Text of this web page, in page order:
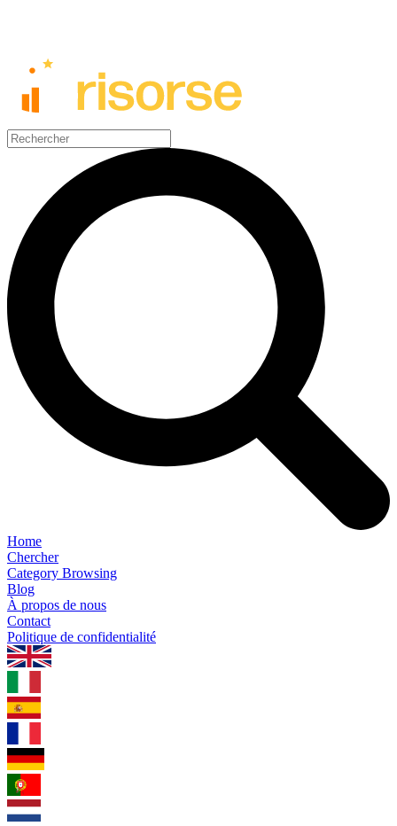
Home
Chercher
Category Browsing
Blog
À propos de nous
Contact
Politique de confidentialité